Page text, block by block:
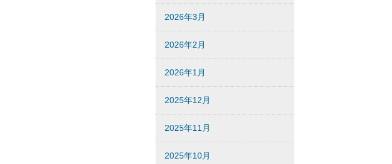
2026年3月
2026年2月
2026年1月
2025年12月
2025年11月
2025年10月